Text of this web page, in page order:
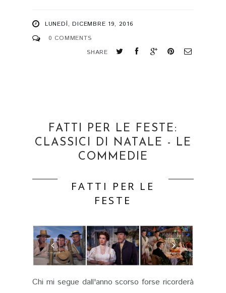
LUNEDÌ, DICEMBRE 19, 2016
0 COMMENTS
SHARE
FATTI PER LE FESTE:
CLASSICI DI NATALE - LE
COMMEDIE
FATTI PER LE
FESTE
Chi mi segue dall'anno scorso forse ricorderà